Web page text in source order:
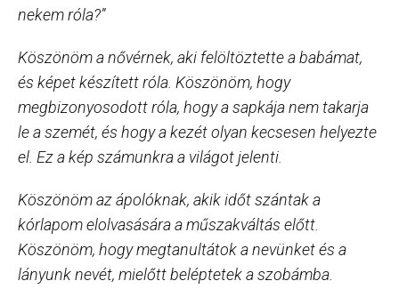
nekem róla?”
Köszönöm a nővérnek, aki felöltöztette a babámat,
és képet készített róla. Köszönöm, hogy
megbizonyosodott róla, hogy a sapkája nem takarja
le a szemét, és hogy a kezét olyan kecsesen helyezte
el. Ez a kép számunkra a világot jelenti.
Köszönöm az ápolóknak, akik időt szántak a
kórlapom elolvasására a műszakváltás előtt.
Köszönöm, hogy megtanultátok a nevünket és a
lányunk nevét, mielőtt beléptetek a szobámba.